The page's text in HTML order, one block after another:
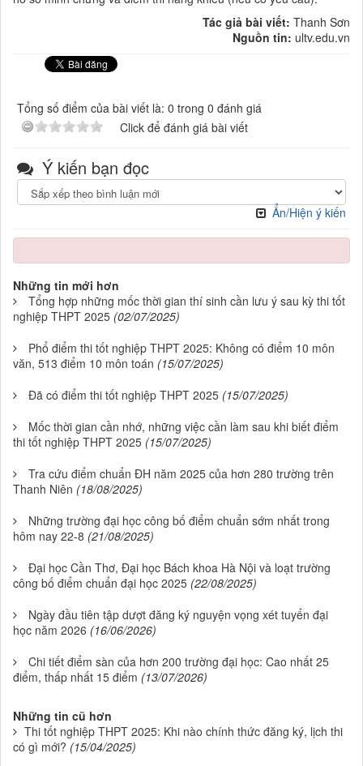
Tác giả bài viết: Thanh Sơn
Nguồn tin: ultv.edu.vn
Tổng số điểm của bài viết là: 0 trong 0 đánh giá
Click để đánh giá bài viết
Ý kiến bạn đọc
Ẩn/Hiện ý kiến
Những tin mới hơn
Tổng hợp những mốc thời gian thí sinh cần lưu ý sau kỳ thi tốt
nghiệp THPT 2025 (02/07/2025)
Phổ điểm thi tốt nghiệp THPT 2025: Không có điểm 10 môn
văn, 513 điểm 10 môn toán (15/07/2025)
Đã có điểm thi tốt nghiệp THPT 2025 (15/07/2025)
Mốc thời gian cần nhớ, những việc cần làm sau khi biết điểm
thi tốt nghiệp THPT 2025 (15/07/2025)
Tra cứu điểm chuẩn ĐH năm 2025 của hơn 280 trường trên
Thanh Niên (18/08/2025)
Những trường đại học công bố điểm chuẩn sớm nhất trong
hôm nay 22-8 (21/08/2025)
Đại học Cần Thơ, Đại học Bách khoa Hà Nội và loạt trường
công bố điểm chuẩn đại học 2025 (22/08/2025)
Ngày đầu tiên tập dượt đăng ký nguyện vọng xét tuyển đại
học năm 2026 (16/06/2026)
Chi tiết điểm sàn của hơn 200 trường đại học: Cao nhất 25
điểm, thấp nhất 15 điểm (13/07/2026)
Những tin cũ hơn
Thi tốt nghiệp THPT 2025: Khi nào chính thức đăng ký, lịch thi
có gì mới? (15/04/2025)